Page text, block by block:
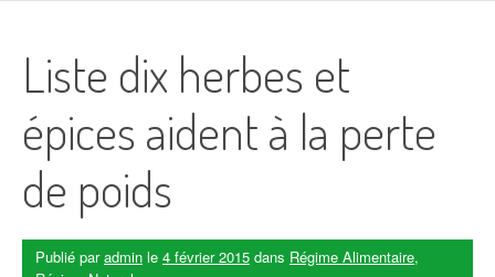
Liste dix herbes et
épices aident à la perte
de poids
Publié paradmin le 4 février 2015 dans Régime Alimentaire,